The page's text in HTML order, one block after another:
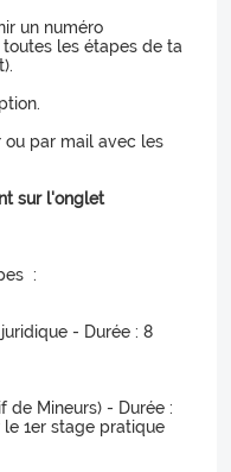
un numéro
les étapes de ta
ou par mail avec les
sur l'onglet
:
- Durée : 8
de Mineurs) - Durée :
1er stage pratique